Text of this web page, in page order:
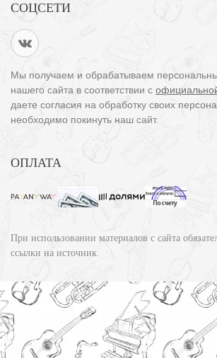
СОЦСЕТИ
Мы получаем и обрабатываем
нашего сайта в соответствии с
даете согласия на обработку своих
необходимо покинуть наш сайт.
ОПЛАТА
При использовании материалов с сайта
ссылки на источник.